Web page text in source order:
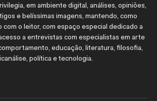
em ambiente digital, análises, opiniões,
e belíssimas imagens, mantendo, como
com o leitor, com espaço especial dedicado a
a entrevistas com especialistas em arte
educação, literatura, filosofia,
política e tecnologia.